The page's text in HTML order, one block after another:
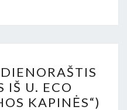
DIENORAŠTIS
IŠ U. ECO
KAPINĖS“)